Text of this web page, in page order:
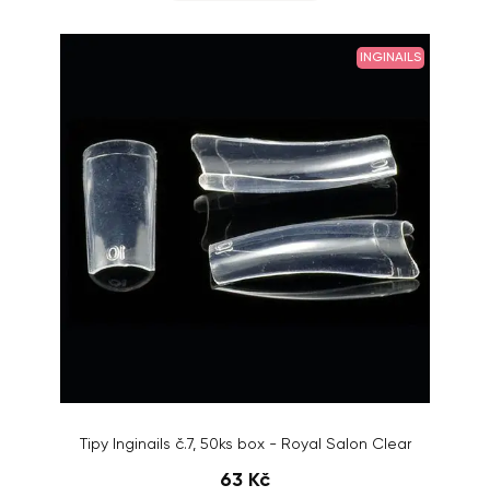
INGINAILS
Tipy Inginails č.7, 50ks box - Royal Salon Clear
63 Kč